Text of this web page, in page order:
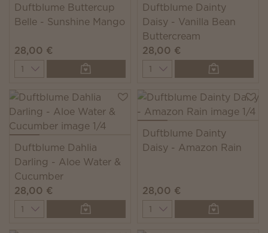
Duftblume Buttercup
Belle - Sunshine Mango
28,00 €
Quantity
Duftblume Dainty
Daisy - Vanilla Bean
Buttercream
28,00 €
Quantity
Duftblume Dahlia
Darling - Aloe Water &
Cucumber
28,00 €
Quantity
Duftblume Dainty
Daisy - Amazon Rain
28,00 €
Quantity